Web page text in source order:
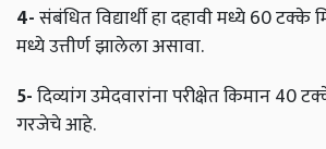
4-संबंधित विद्यार्थी हा दहावी मध्ये 60
मध्ये उत्तीर्ण झालेला असावा.
5-दिव्यांग उमेदवारांना परीक्षेत किमान 40
गरजेचे आहे.